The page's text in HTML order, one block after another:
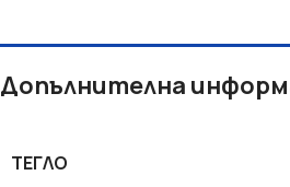
Допълнителна
ТЕГЛО